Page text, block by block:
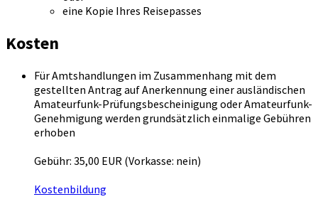
eine Kopie Ihres Reisepasses
Kosten
Für Amtshandlungen im Zusammenhang mit dem
gestellten Antrag auf Anerkennung einer ausländischen
Amateurfunk-Prüfungsbescheinigung oder Amateurfunk-
Genehmigung werden grundsätzlich einmalige Gebühren
erhoben
Gebühr: 35,00 EUR (Vorkasse: nein)
Kostenbildung